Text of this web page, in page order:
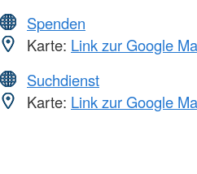
Spenden
Karte: Link zur Google
Suchdienst
Karte: Link zur Google